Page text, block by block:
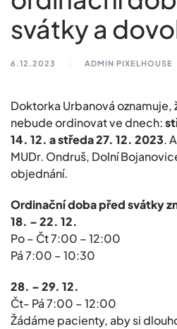
svátky a
6.12.2023 ADMIN PIXELHOUSE
Doktorka Urbanová oznamuje,
nebude ordinovat ve dnech:
14. 12. a středa 27. 12. 2023.
MUDr. Ondruš, Dolní
objednání.
Ordinační doba před svátky
18. – 22. 12.
Po – Čt 7:00 – 12:00
Pá 7:00 – 10:30
28. – 29. 12.
Čt- Pá 7:00 – 12:00
Žádáme pacienty, aby si